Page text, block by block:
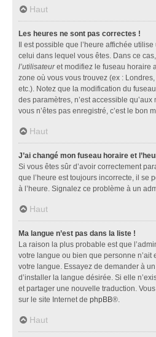
Haut
Les heures ne sont pas correctes !
Il est possible que l’heure affichée
celui dans lequel vous êtes. Dans ce
l’utilisateuret modifiez le fuseau horaire
zone où vous vous trouvez (ex :
etc.). Notez que la modification du
des paramètres, n’est accessible
vous n’êtes pas enregistré, c’est le bon
Haut
J’ai changé mon fuseau horaire et
Si vous êtes sûr d’avoir correctement
que l’heure est toujours incorrecte, il se
à l’heure. Signalez ce problème à un
Haut
Ma langue n’est pas dans la liste !
La raison la plus probable est que
votre langue ou bien que personne n’ait
votre langue. Essayez de demander à
d’installer la langue désirée. Si elle
et partager une nouvelle traduction.
sur le site Internet de phpBB®.
Haut